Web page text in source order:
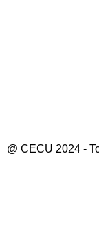
@ CECU 2024 -